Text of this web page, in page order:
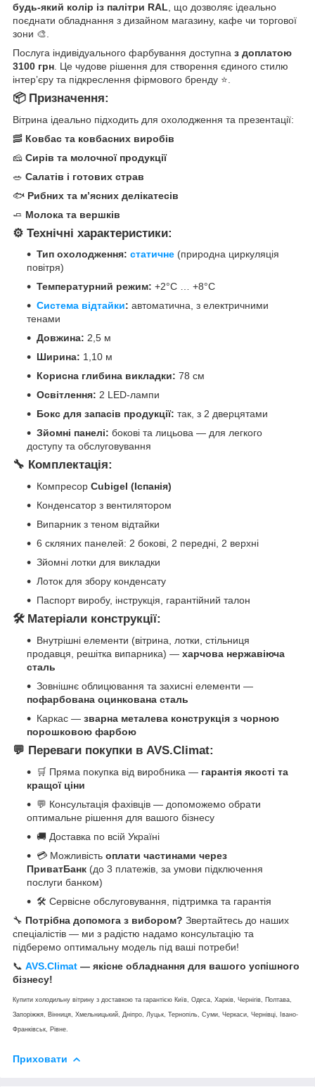
будь-який колір із палітри RAL , що дозволяє ідеально
поєднати обладнання з дизайном магазину, кафе чи торгової
зони 🎨.
Послуга індивідуального фарбування доступна з доплатою
3100 грн . Це чудове рішення для створення єдиного стилю
інтер’єру та підкреслення фірмового бренду ⭐️.
📦 Призначення:
Вітрина ідеально підходить для охолодження та презентації:
🥓 Ковбас та ковбасних виробів
🧀 Сирів та молочної продукції
🥗 Салатів і готових страв
🐟 Рибних та м’ясних делікатесів
🧈 Молока та вершків
⚙️ Технічні характеристики:
Тип охолодження: статичне (природна циркуляція
повітря)
Температурний режим: +2°C … +8°C
Система відтайки: автоматична, з електричними
тенами
Довжина: 2,5 м
Ширина: 1,10 м
Корисна глибина викладки: 78 см
Освітлення: 2 LED-лампи
Бокс для запасів продукції: так, з 2 дверцятами
Зйомні панелі: бокові та лицьова — для легкого
доступу та обслуговування
🔧 Комплектація:
Компресор Cubigel (Іспанія)
Конденсатор з вентилятором
Випарник з теном відтайки
6 скляних панелей: 2 бокові, 2 передні, 2 верхні
Зйомні лотки для викладки
Лоток для збору конденсату
Паспорт виробу, інструкція, гарантійний талон
🛠 Матеріали конструкції:
Внутрішні елементи (вітрина, лотки, стільниця
продавця, решітка випарника) — харчова нержавіюча
сталь
Зовнішнє облицювання та захисні елементи —
пофарбована оцинкована сталь
Каркас — зварна металева конструкція з чорною
порошковою фарбою
💬 Переваги покупки в AVS.Climat:
🛒 Пряма покупка від виробника — гарантія якості та
кращої ціни
💬 Консультація фахівців — допоможемо обрати
оптимальне рішення для вашого бізнесу
🚚 Доставка по всій Україні
💳 Можливість оплати частинами через
ПриватБанк (до 3 платежів, за умови підключення
послуги банком)
🛠 Сервісне обслуговування, підтримка та гарантія
🔧 Потрібна допомога з вибором? Звертайтесь до наших
спеціалістів — ми з радістю надамо консультацію та
підберемо оптимальну модель під ваші потреби!
📞 AVS.Climat — якісне обладнання для вашого успішного
бізнесу!
Купити холодильну вітрину з доставкою та гарантією Київ, Одеса, Харків, Чернігів, Полтава,
Запоріжжя, Вінниця, Хмельницький, Дніпро, Луцьк, Тернопіль, Суми, Черкаси, Чернівці, Івано-
Франківськ, Рівне.
Приховати